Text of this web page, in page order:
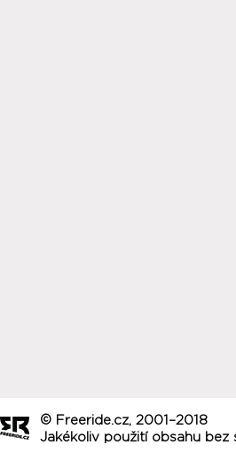
© Freeride.cz, 2001–2018
Jakékoliv použití obsahu bez